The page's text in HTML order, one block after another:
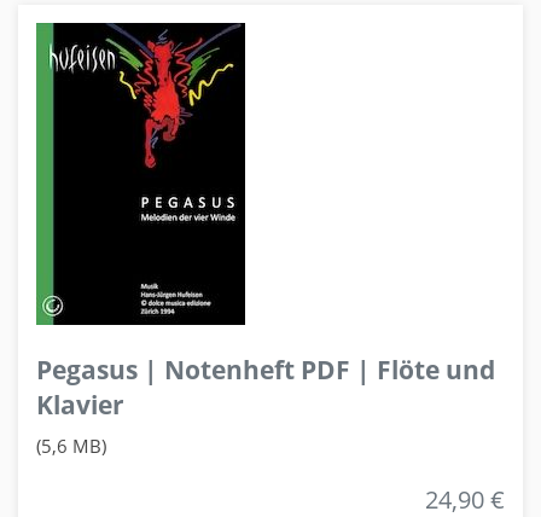
Pegasus | Notenheft PDF | Flöte und
Klavier
(5,6 MB)
24,90 €